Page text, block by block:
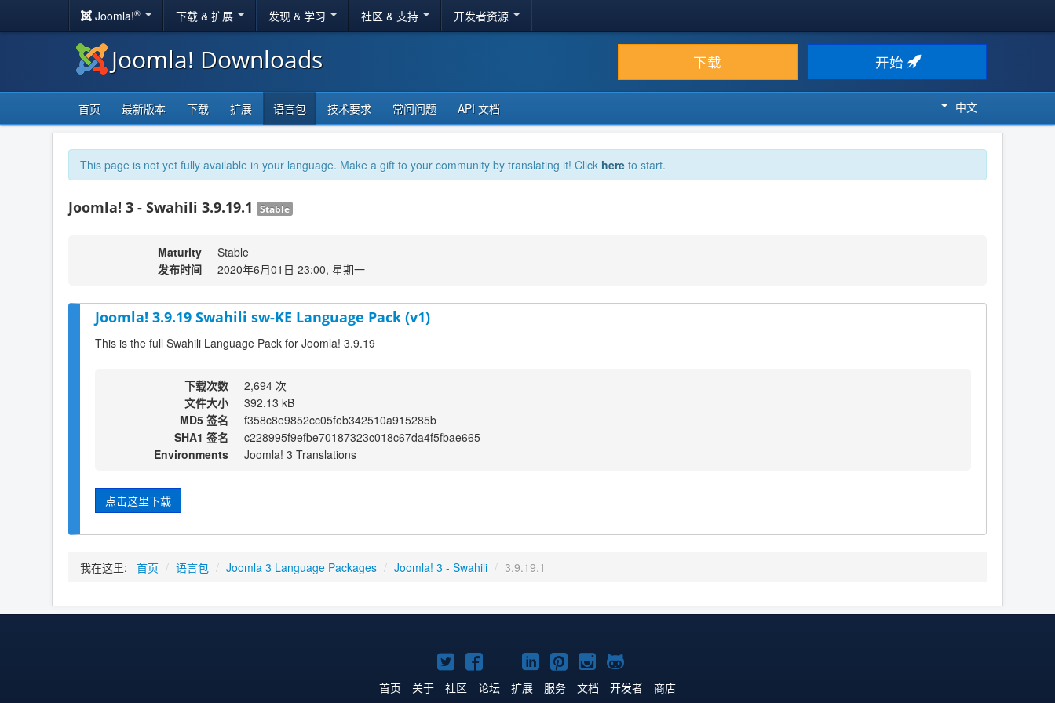
Joomla!® 下载 & 扩展 发现 & 学习 社区 & 支持 开发者资源
Joomla! Downloads 下载 开始
首页 最新版本 下载 扩展 语言包 技术要求 常问问题 API 文档 中文
This page is not yet fully available in your language. Make a gift to your community by translating it! Click here to start.
Joomla! 3 - Swahili 3.9.19.1 Stable
Maturity
Stable
发布时间
2020年6月01日 23:00, 星期一
Joomla! 3.9.19 Swahili sw-KE Language Pack (v1)
This is the full Swahili Language Pack for Joomla! 3.9.19
下载次数
2,694 次
文件大小
392.13 kB
MD5 签名
f358c8e9852cc05feb342510a915285b
SHA1 签名
c228995f9efbe70187323c018c67da4f5fbae665
Environments
Joomla! 3 Translations
点击这里下载
我在这里: 首页 / 语言包 / Joomla 3 Language Packages / Joomla! 3 - Swahili / 3.9.19.1
Twitter
主
Facebook
主
YouTube
主
LinkedIn
主
Pinterest
主
Instagram
主
GitHub
主
首页 关于 社区 论坛 扩展 服务 文档 开发者 商店